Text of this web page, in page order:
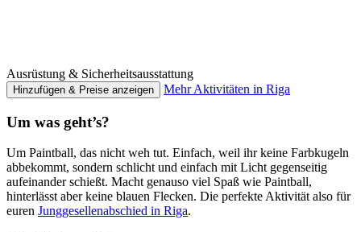
Ausrüstung & Sicherheitsausstattung
Hinzufügen & Preise anzeigen Mehr Aktivitäten in Riga
Um was geht’s?
Um Paintball, das nicht weh tut. Einfach, weil ihr keine Farbkugeln
abbekommt, sondern schlicht und einfach mit Licht gegenseitig
aufeinander schießt. Macht genauso viel Spaß wie Paintball,
hinterlässt aber keine blauen Flecken. Die perfekte Aktivität also für
euren Junggesellenabschied in Riga.